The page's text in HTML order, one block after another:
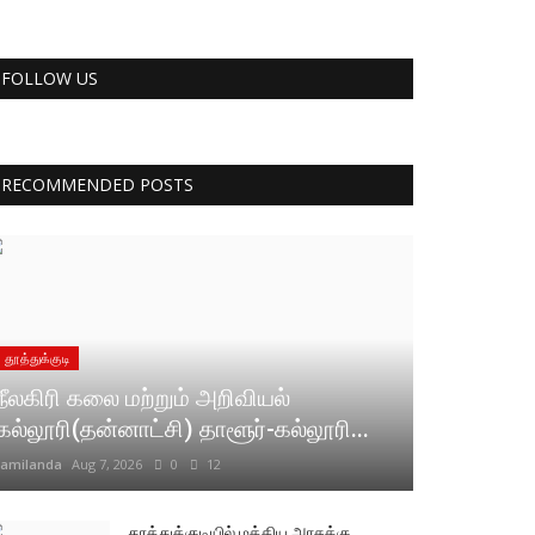
FOLLOW US
RECOMMENDED POSTS
தூத்துக்குடி
கலை மற்றும் அறிவியல்
தாளூர்-கல்லூரி...
Aug 7, 2026 0 12